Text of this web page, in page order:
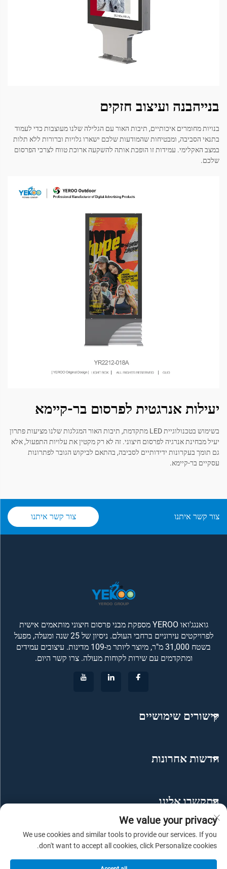
בנייהבנה ועיצוב חזקים
בנויות מחומרים איכותיים, תיבות האור עם הגלילה שלנו מעוצבות כדי לעמוד
בתנאי הסביבה, ומבטיחות שהמודעות שלכם ישארו גלויות וברורות ללא תלות
במצב האקלימי. עמידות זו הופכת אותה להשקעה ארוכת טווח לצרכי הפרסום
שלכם.
יעילות אנרגטית לפרסום בר-קיימא
בשימוש בטכנולוגיית LED מתקדמת, תיבות האור המגלגות שלנו מציעות פתרון
יעיל מבחינת אנרגיה לפרסום חיצוני. זה לא רק מקטין את עלויות התפעול, אלא
גם תומך בעקרונות ידידותיים לסביבה, בהתאם לביקוש הגובר לפתרונות
עסקיים בר-קיימא.
צור קשר איתנו צור קשר איתנו
גואנגג'ואו YEROO מספקת מבני פרסום חיצוני מותאמים אישית
לפרויקטים עירוניים ברחבי העולם. ניסיון של 25 שנה ומעלה, מפעל
בשטח 31,000 מ"ר, מיוצר ליותר מ-109 מדינות. עיצובים עמידים
ומתקדמים עם שירות לקוחות מעולה. צרו קשר היום.
קישורים שימושיים
חדשות אחרונות
התקשרו אלינו
We value your privacy
We use cookies and similar tools to provide our services. If you
don't want to accept all cookies, click Personalize cookies.